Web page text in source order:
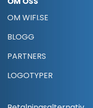
OM WIFI.SE
BLOGG
PARTNERS
LOGOTYPER